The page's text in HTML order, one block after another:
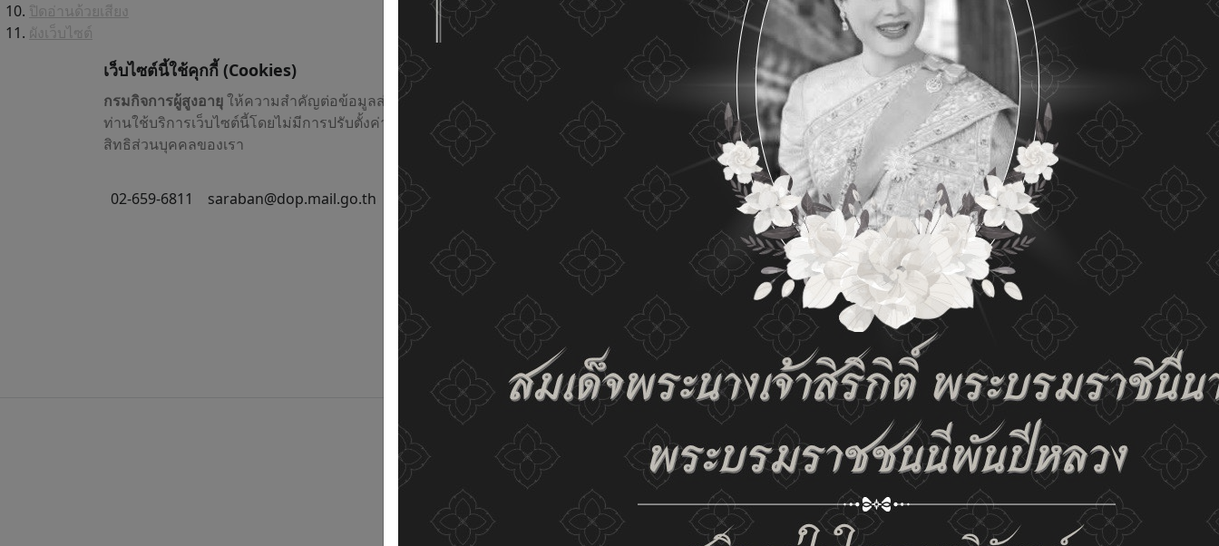
ปิดอ่านด้วยเสียง
ผังเว็บไซต์
เว็บไซต์นี้ใช้คุกกี้ (Cookies)
กรมกิจการผู้สูงอายุให้ความสำคัญต่อข้อมูลส่วนบุคคลของท่าน เพื่อการพัฒนาและปรับปรุงเว็บไซต์ หาก
ท่านใช้บริการเว็บไซต์นี้โดยไม่มีการปรับตั้งค่าใดๆ แสดงว่าท่านยินยอมที่จะรับคุกกี้บนเว็บไซต์ และนโยบาย
สิทธิส่วนบุคคลของเรา
ดูรายละเอียด ยอมรับทั้งหมด
02-659-6811 saraban@dop.mail.go.th
เปลี่ยนการแสดงผล
ก-
CC